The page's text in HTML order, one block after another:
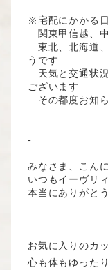
※宅配にかかる
関東甲信越、中
東北、北海道
うです
天気と交通状
ございます
その都度お知
-
みなさま、こん
いつもイーヴリ
本当にありがと
お気に入りのカ
心も体もゆった